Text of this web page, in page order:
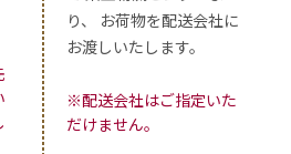
り、 お荷物を配送会社に
お渡しいたします。
※配送会社はご指定いた
だけません。